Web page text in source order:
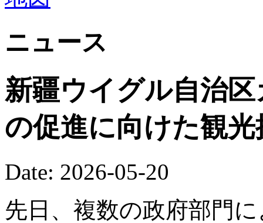
ニュース
新疆ウイグル自治
の促進に向けた観
Date: 2026-05-20
先日、複数の政府部門